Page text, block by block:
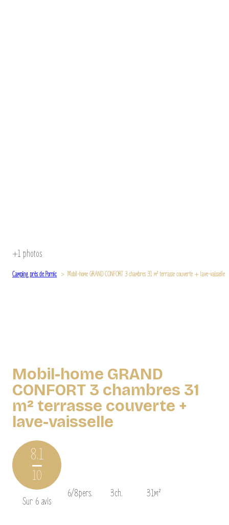
+1 photos
Camping près de Pornic Mobil-home GRAND CONFORT 3 chambres 31 m² terrasse couverte + lave-vaisselle
Mobil-home GRAND
CONFORT 3 chambres 31
m² terrasse couverte +
lave-vaisselle
8.1
10
Sur 6 avis
6/8pers. 3ch. 31m²